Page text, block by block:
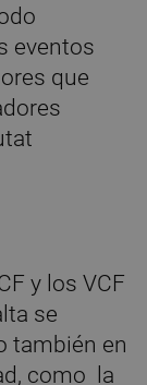
eventos
que
y los VCF
se
también en
como la